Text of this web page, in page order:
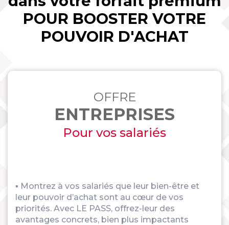
POUR BOOSTER VOTRE
POUVOIR D'ACHAT
OFFRE
ENTREPRISES
Pour vos salariés
▪ Montrez à vos salariés que leur bien-être et
leur pouvoir d’achat sont au cœur de vos
priorités. Avec LE PASS, offrez-leur des
avantages concrets, bien plus impactants